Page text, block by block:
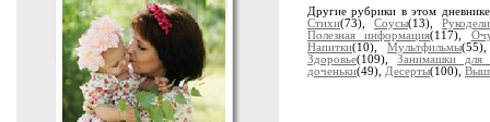
Другие рубрики в этом
Стихи(73), Соусы(13),
Полезная информация(117),
Напитки(10), Мультфильмы
Здоровье(109),Занимашки для
доченьки(49), Десерты(100),